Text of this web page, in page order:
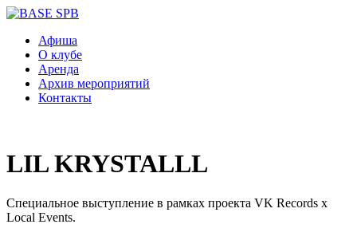
Афиша
О клубе
Аренда
Архив мероприятий
Контакты
LIL KRYSTALLL
Специальное выступление в рамках проекта VK Records x
Local Events.